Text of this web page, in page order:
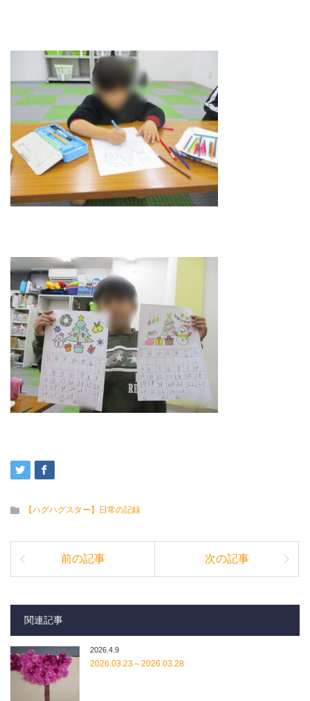
【ハグハグスター】日常の記録
前の記事 次の記事
関連記事
2026.4.9
2026.03.23～2026.03.28